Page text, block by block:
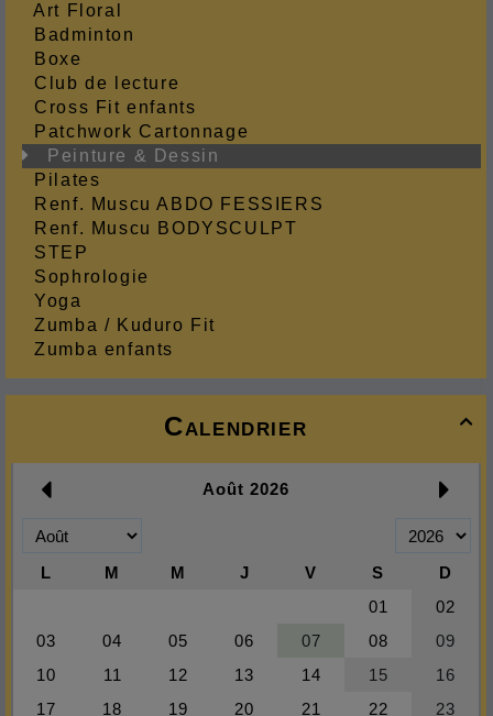
Art Floral
Badminton
Boxe
Club de lecture
Cross Fit enfants
Patchwork Cartonnage
Peinture & Dessin
Pilates
Renf. Muscu ABDO FESSIERS
Renf. Muscu BODYSCULPT
STEP
Sophrologie
Yoga
Zumba / Kuduro Fit
Zumba enfants

Calendrier